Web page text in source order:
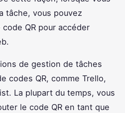
tâche, vous pouvez
QR pour accéder
de gestion de tâches
codes QR, comme Trello,
La plupart du temps, vous
le code QR en tant que